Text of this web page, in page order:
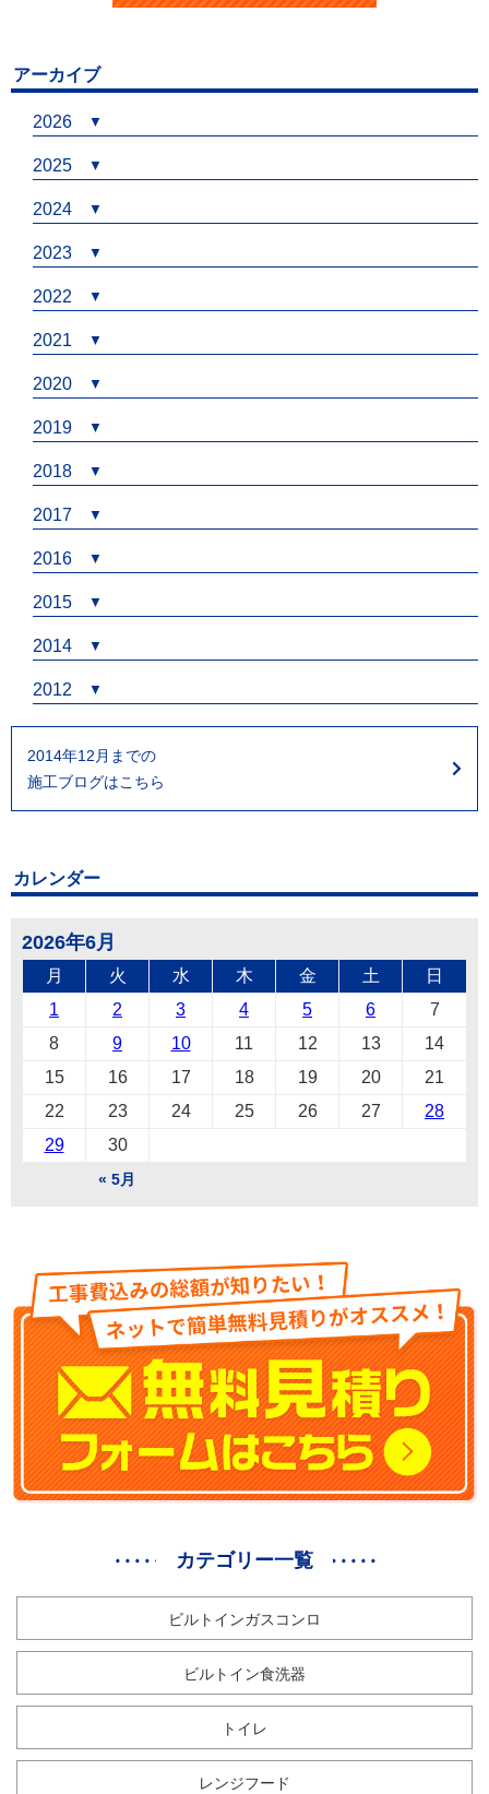
アーカイブ
2026
2025
2024
2023
2022
2021
2020
2019
2018
2017
2016
2015
2014
2012
2014年12月までの
施工ブログはこちら
カレンダー
2026年6月
月 火 水 木 金 土 日
« 5月
1 2 3 4 5 6
7
8
9 10 11 12 13
14
15
16 17 18 19 20
21
22
23 24 25 26 27
28
29
30
カテゴリー一覧
ビルトインガスコンロ
ビルトイン食洗器
トイレ
レンジフード